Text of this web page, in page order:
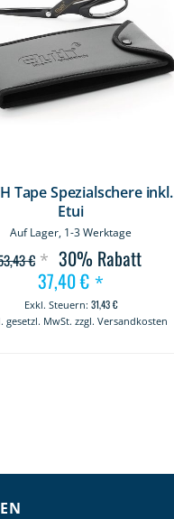
Tape Spezialschere inkl.
Etui
Auf Lager, 1-3 Werktage
€* 30% Rabatt
Sonderangebot
37,40 € *
31,43 €
gesetzl. MwSt. zzgl. Versandkosten